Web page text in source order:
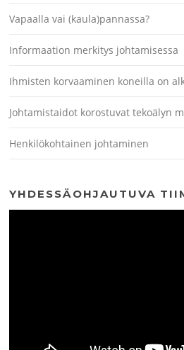
Vapaalla vai (kaula)pannassa?
Informaation merkitys johtamisessa
Ihmisten korvaaminen koneilla on
Johtamistaidot korostuvat tekoälyn
Henkilökohtainen johtaminen
YHDESSÄOHJAUTUVA